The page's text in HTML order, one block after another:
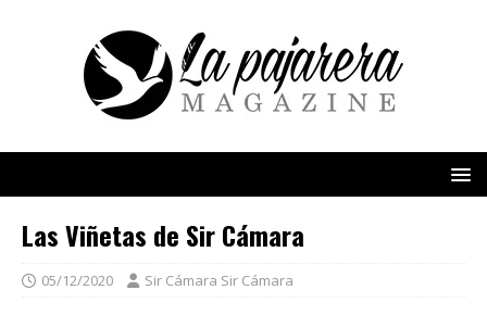
Las Viñetas de Sir Cámara
05/12/2020 Sir Cámara Sir Cámara